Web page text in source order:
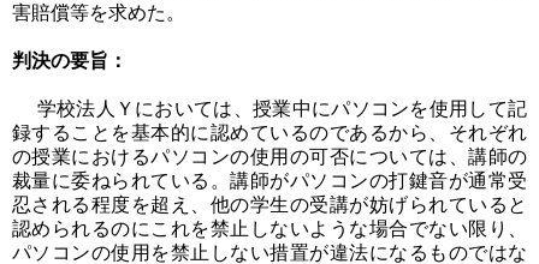
害賠償等を求めた。
判決の要旨：
学校法人Ｙにおいては、授業中にパソコンを使用して記
録することを基本的に認めているのであるから、それぞれ
の授業におけるパソコンの使用の可否については、講師の
裁量に委ねられている。講師がパソコンの打鍵音が通常受
忍される程度を超え、他の学生の受講が妨げられていると
認められるのにこれを禁止しないような場合でない限り、
パソコンの使用を禁止しない措置が違法になるものではな